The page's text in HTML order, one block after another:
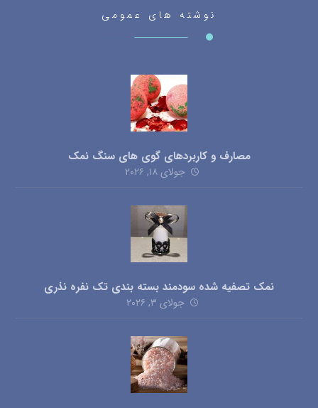
نوشته های عمومی
مصارف و کاربردهای گوی های سنگ نمک
جولای ۱۸, ۲۰۲۶
نمک تصفیه شده سودمند بسته بندی تک نفره نذری
جولای ۳, ۲۰۲۶